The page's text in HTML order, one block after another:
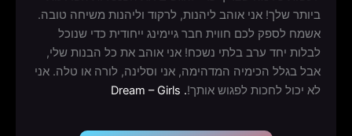
ביותר שלך! אני אוהב ליהנות, לרקוד וליהנות משיחה טובה.
אשמח לספק לכם חווית חבר גיימינג ייחודית כדי שנוכל
לבלות יחד ערב בלתי נשכח! אני אוהב את כל הבנות שלי,
אבל בגלל הכימיה המדהימה, אני וסלינה, לורה או טלה. אני
לא יכול לחכות לפגוש אותך!.
Dream – Girls